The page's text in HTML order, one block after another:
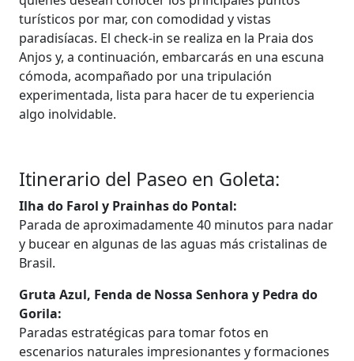
turísticos por mar, con comodidad y vistas
paradisíacas. El check-in se realiza en la Praia dos
Anjos y, a continuación, embarcarás en una escuna
cómoda, acompañado por una tripulación
experimentada, lista para hacer de tu experiencia
algo inolvidable.
Itinerario del Paseo en Goleta:
Ilha do Farol y Prainhas do Pontal:
Parada de aproximadamente 40 minutos para nadar
y bucear en algunas de las aguas más cristalinas de
Brasil.
Gruta Azul, Fenda de Nossa Senhora y Pedra do
Gorila:
Paradas estratégicas para tomar fotos en
escenarios naturales impresionantes y formaciones